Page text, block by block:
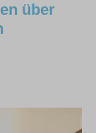
über